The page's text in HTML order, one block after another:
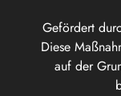
Gefördert
Diese
auf der